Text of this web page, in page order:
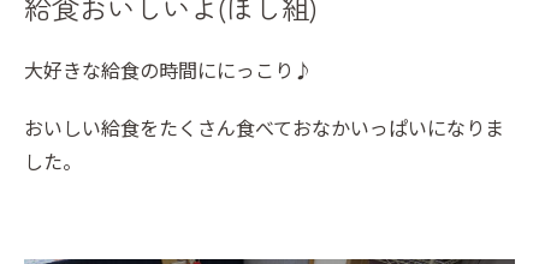
大好きな給食の時間ににっこり♪
おいしい給食をたくさん食べておなかいっぱいになりま
した。